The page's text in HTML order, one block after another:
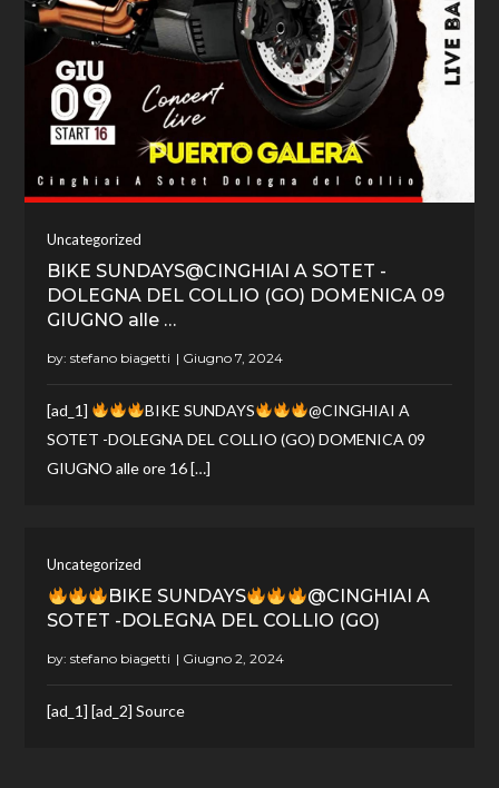
Uncategorized
BIKE SUNDAYS@CINGHIAI A SOTET -
DOLEGNA DEL COLLIO (GO) DOMENICA 09
GIUGNO alle …
by:stefano biagetti
[ad_1] BIKE SUNDAYS
@CINGHIAI A
SOTET -DOLEGNA DEL COLLIO (GO) DOMENICA 09
GIUGNO alle ore 16 […]
Uncategorized
BIKE SUNDAYS
@CINGHIAI A
SOTET -DOLEGNA DEL COLLIO (GO)
by:stefano biagetti
[ad_1] [ad_2] Source